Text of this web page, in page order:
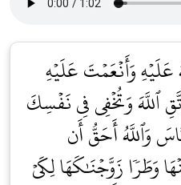
عَلَيۡهِ وَأَنۡعَمۡتَ عَلَيۡهِ
وَتُخۡفِي فِي نَفۡسِكَ
وَٱللَّهُ أَحَقُّ أَن
وَطَرٗا زَوَّجۡنَٰكَهَا لِكَيۡ